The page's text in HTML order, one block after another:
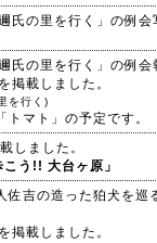
氏の里を行く」の例
氏の里を行く」の例
掲載しました。
を行く)
マト」の予定です。
しました。
う!! 大台ヶ原」
佐吉の造った狛犬を
掲載しました。